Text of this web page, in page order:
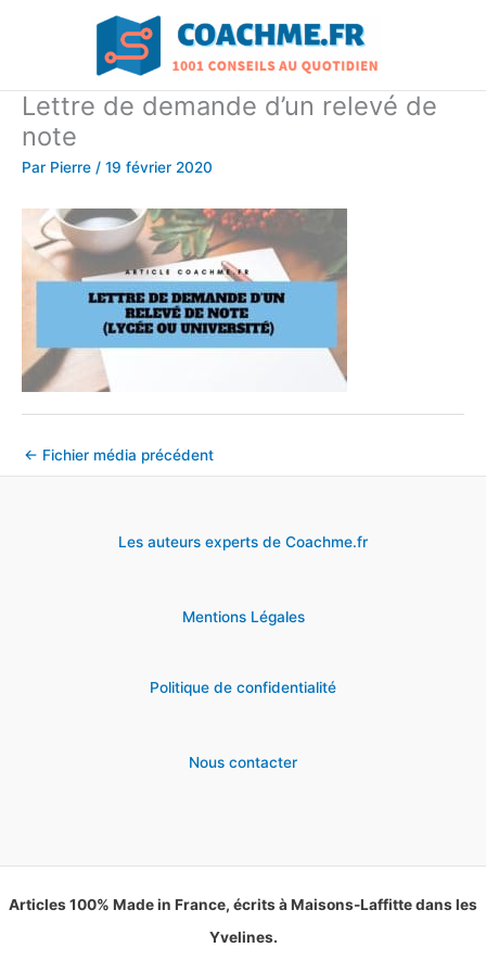
Lettre de demande d’un relevé de
note
Par Pierre / 19 février 2020
← Fichier média précédent
Les auteurs experts de Coachme.fr
Mentions Légales
Politique de confidentialité
Nous contacter
Articles 100% Made in France, écrits à Maisons-Laffitte dans les
Yvelines.